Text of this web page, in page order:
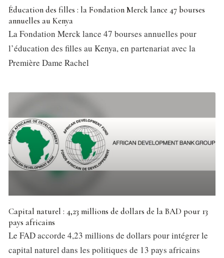
Éducation des filles : la Fondation Merck lance 47 bourses
annuelles au Kenya
La Fondation Merck lance 47 bourses annuelles pour
l’éducation des filles au Kenya, en partenariat avec la
Première Dame Rachel
Capital naturel : 4,23 millions de dollars de la BAD pour 13
pays africains
Le FAD accorde 4,23 millions de dollars pour intégrer le
capital naturel dans les politiques de 13 pays africains